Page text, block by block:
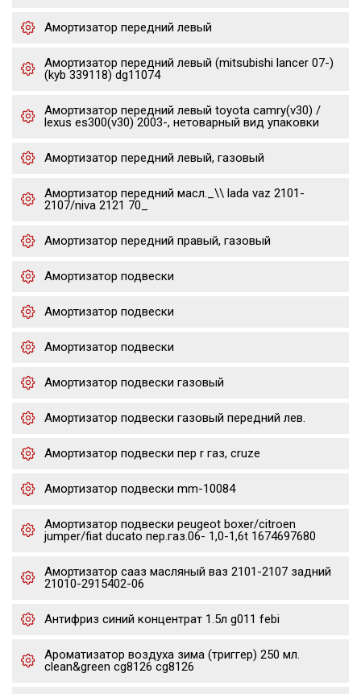
Амортизатор передний левый
Амортизатор передний левый (mitsubishi lancer 07-)
(kyb 339118) dg11074
Амортизатор передний левый toyota camry(v30) /
lexus es300(v30) 2003-, нетоварный вид упаковки
Амортизатор передний левый, газовый
Амортизатор передний масл._\\ lada vaz 2101-
2107/niva 2121 70_
Амортизатор передний правый, газовый
Амортизатор подвески
Амортизатор подвески
Амортизатор подвески
Амортизатор подвески газовый
Амортизатор подвески газовый передний лев.
Амортизатор подвески пер r газ, cruze
Амортизатор подвески mm-10084
Амортизатор подвески peugeot boxer/citroen
jumper/fiat ducato пер.газ.06- 1,0-1,6t 1674697680
Амортизатор сааз масляный ваз 2101-2107 задний
21010-2915402-06
Антифриз синий концентрат 1.5л g011 febi
Ароматизатор воздуха зима (триггер) 250 мл.
clean&green cg8126 cg8126